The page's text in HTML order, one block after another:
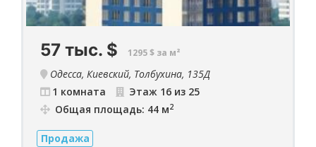
57 тыс. $ 1295 $ за м²
Одесса, Киевский, Толбухина, 135Д
1 комната
Этаж 16 из 25
Общая площадь: 44 м2
Продажа